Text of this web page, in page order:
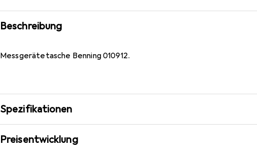
Beschreibung
Messgerätetasche Benning 010912.
Spezifikationen
Preisentwicklung